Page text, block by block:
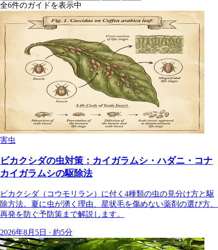
全6件のガイドを表示中
害虫
ビカクシダの虫対策：カイガラムシ・ハダニ・コナ
カイガラムシの駆除法
ビカクシダ（コウモリラン）に付く4種類の虫の見分け方と駆
除方法。夏に虫が湧く理由、星状毛を傷めない薬剤の選び方、
再発を防ぐ予防策まで解説します。
2026年8月5日 · 約5分